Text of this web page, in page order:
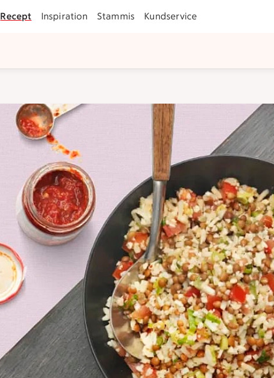
Recept Inspiration Stammis Kundservice